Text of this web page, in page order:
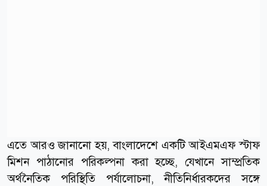
এতে আরও জানানো হয়, বাংলাদেশে একটি আইএমএফ স্টাফ
মিশন পাঠানোর পরিকল্পনা করা হচ্ছে, যেখানে সাম্প্রতিক
অর্থনৈতিক পরিস্থিতি পর্যালোচনা, নীতিনির্ধারকদের সঙ্গে